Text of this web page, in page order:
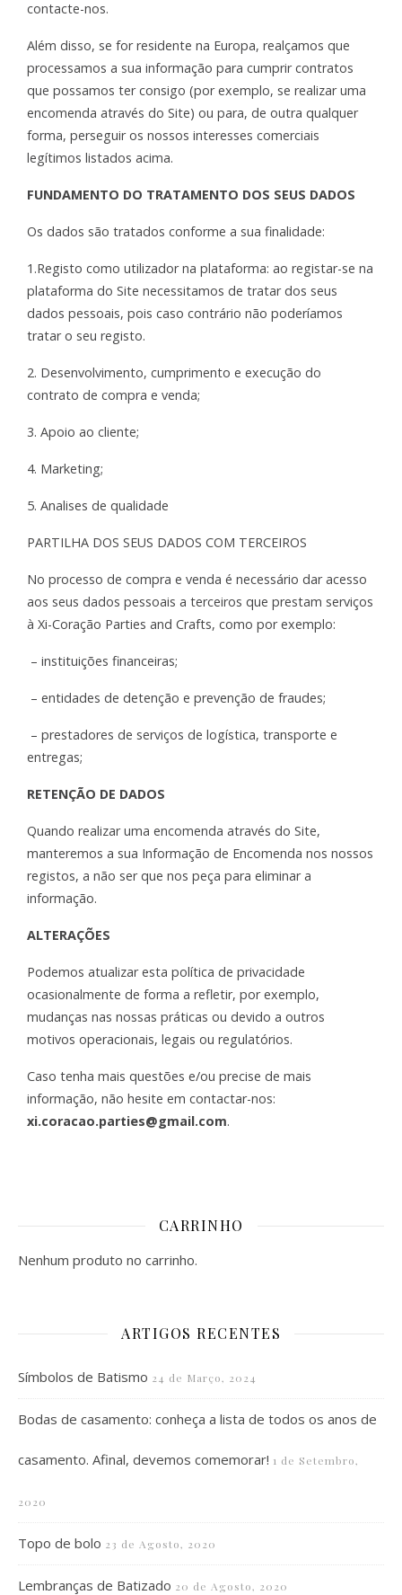
contacte-nos.
Além disso, se for residente na Europa, realçamos que
processamos a sua informação para cumprir contratos
que possamos ter consigo (por exemplo, se realizar uma
encomenda através do Site) ou para, de outra qualquer
forma, perseguir os nossos interesses comerciais
legítimos listados acima.
FUNDAMENTO DO TRATAMENTO DOS SEUS DADOS
Os dados são tratados conforme a sua finalidade:
1.Registo como utilizador na plataforma: ao registar-se na
plataforma do Site necessitamos de tratar dos seus
dados pessoais, pois caso contrário não poderíamos
tratar o seu registo.
2. Desenvolvimento, cumprimento e execução do
contrato de compra e venda;
3. Apoio ao cliente;
4. Marketing;
5. Analises de qualidade
PARTILHA DOS SEUS DADOS COM TERCEIROS
No processo de compra e venda é necessário dar acesso
aos seus dados pessoais a terceiros que prestam serviços
à Xi-Coração Parties and Crafts, como por exemplo:
– instituições financeiras;
– entidades de detenção e prevenção de fraudes;
– prestadores de serviços de logística, transporte e
entregas;
RETENÇÃO DE DADOS
Quando realizar uma encomenda através do Site,
manteremos a sua Informação de Encomenda nos nossos
registos, a não ser que nos peça para eliminar a
informação.
ALTERAÇÕES
Podemos atualizar esta política de privacidade
ocasionalmente de forma a refletir, por exemplo,
mudanças nas nossas práticas ou devido a outros
motivos operacionais, legais ou regulatórios.
Caso tenha mais questões e/ou precise de mais
informação, não hesite em contactar-nos:
xi.coracao.parties@gmail.com.
CARRINHO
Nenhum produto no carrinho.
ARTIGOS RECENTES
Símbolos de Batismo 24 de Março, 2024
Bodas de casamento: conheça a lista de todos os anos de
casamento. Afinal, devemos comemorar! 1 de Setembro,
2020
Topo de bolo 23 de Agosto, 2020
Lembranças de Batizado 20 de Agosto, 2020